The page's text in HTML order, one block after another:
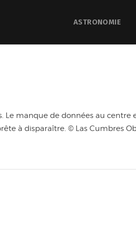
ASTRONOMIE
Le manque de données au
à disparaître. © Las Cumbres